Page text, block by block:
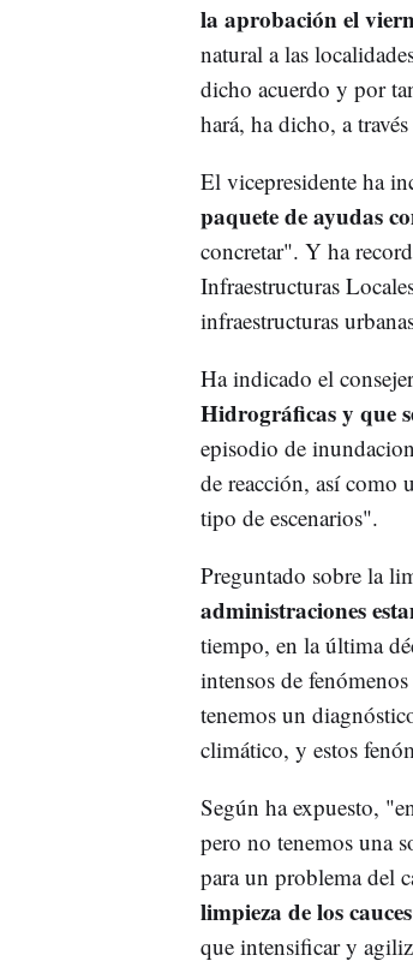
la aprobación el
natural a las
dicho acuerdo y por
hará, ha dicho, a
El vicepresidente ha
paquete de ayudas
concretar". Y ha
Infraestructuras
infraestructuras
Ha indicado el
Hidrográficas y que
episodio de
de reacción, así como
tipo de escenarios".
Preguntado sobre la
administraciones
tiempo, en la última
intensos de
tenemos un
climático, y estos
Según ha expuesto,
pero no tenemos una
para un problema del
limpieza de los
que intensificar y